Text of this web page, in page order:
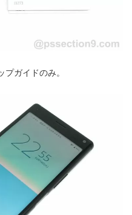
ガイドのみ。